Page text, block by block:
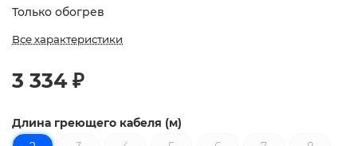
Только обогрев
Все характеристики
3 334 ₽
Длина греющего кабеля (м)